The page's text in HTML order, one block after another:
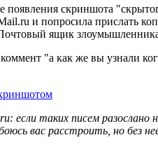
появления скриншота
и попросила прислать
ящик
"а как же вы узнали
если таких писем
вас расстроить, но без